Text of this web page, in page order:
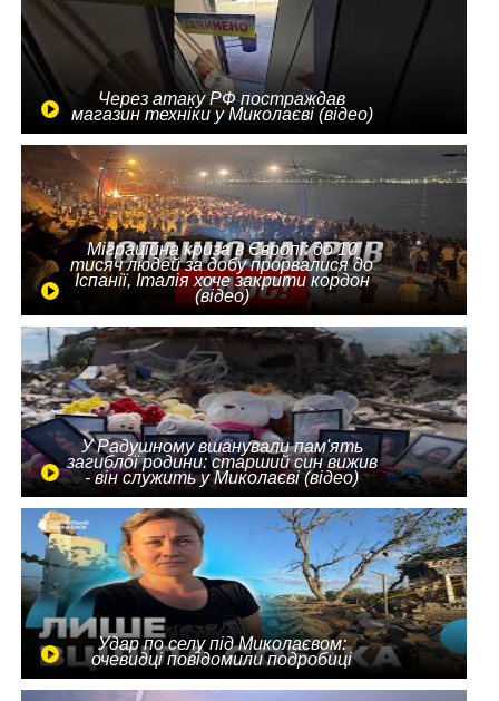
Через атаку РФ постраждав
магазин техніки у Миколаєві (відео)
Міграційна криза в Європі: до 10
тисяч людей за добу прорвалися до
Іспанії, Італія хоче закрити кордон
(відео)
У Радушному вшанували пам'ять
загиблої родини: старший син вижив
- він служить у Миколаєві (відео)
Удар по селу під Миколаєвом:
очевидці повідомили подробиці